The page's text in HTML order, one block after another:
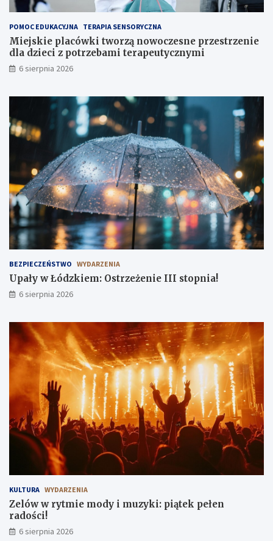
u
ż
,
t
u
ż
POMOC EDUKACYJNA TERAPIA SENSORYCZNA
Miejskie placówki tworzą nowoczesne przestrzenie
dla dzieci z potrzebami terapeutycznymi
6 sierpnia 2026
BEZPIECZEŃSTWO WYDARZENIA
Upały w Łódzkiem: Ostrzeżenie III stopnia!
6 sierpnia 2026
KULTURA WYDARZENIA
Zelów w rytmie mody i muzyki: piątek pełen
radości!
6 sierpnia 2026